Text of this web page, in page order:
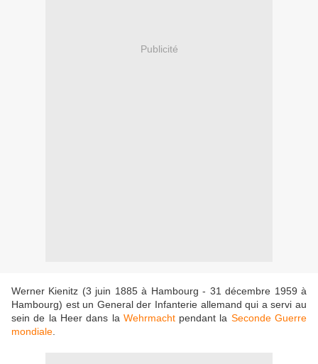
Publicité
Werner Kienitz (3 juin 1885 à Hambourg - 31 décembre 1959 à
Hambourg) est un General der Infanterie allemand qui a servi au
sein de la Heer dans la Wehrmachtpendant la Seconde Guerre
mondiale